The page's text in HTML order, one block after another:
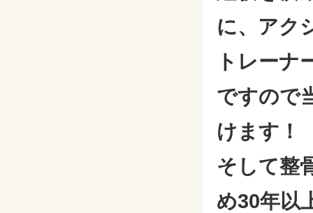
に、アク
トレーナ
ですので
けます！
そして整
め30年以